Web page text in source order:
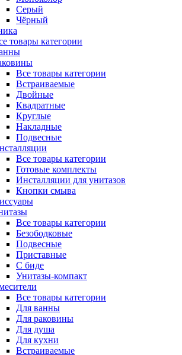
Серый
Чёрный
товары категории
Все товары категории
Встраиваемые
Двойные
Квадратные
Круглые
Накладные
Подвесные
Все товары категории
Готовые комплекты
Инсталляции для унитазов
Кнопки смыва
Все товары категории
Безободковые
Подвесные
Приставные
С биде
Унитазы-компакт
Все товары категории
Для ванны
Для раковины
Для душа
Для кухни
Встраиваемые